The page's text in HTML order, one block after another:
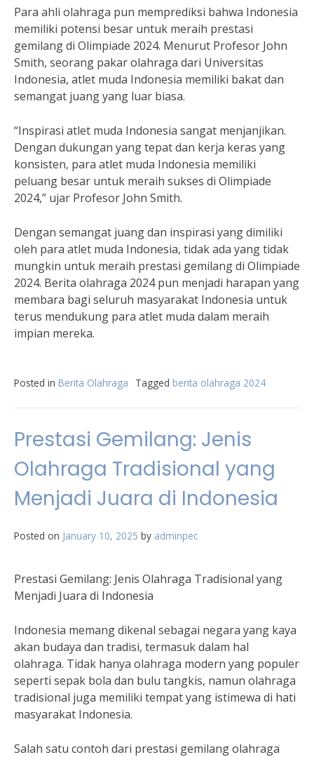
Para ahli olahraga pun memprediksi bahwa Indonesia
memiliki potensi besar untuk meraih prestasi
gemilang di Olimpiade 2024. Menurut Profesor John
Smith, seorang pakar olahraga dari Universitas
Indonesia, atlet muda Indonesia memiliki bakat dan
semangat juang yang luar biasa.
“Inspirasi atlet muda Indonesia sangat menjanjikan.
Dengan dukungan yang tepat dan kerja keras yang
konsisten, para atlet muda Indonesia memiliki
peluang besar untuk meraih sukses di Olimpiade
2024,” ujar Profesor John Smith.
Dengan semangat juang dan inspirasi yang dimiliki
oleh para atlet muda Indonesia, tidak ada yang tidak
mungkin untuk meraih prestasi gemilang di Olimpiade
2024. Berita olahraga 2024 pun menjadi harapan yang
membara bagi seluruh masyarakat Indonesia untuk
terus mendukung para atlet muda dalam meraih
impian mereka.
Posted in Berita Olahraga Tagged berita olahraga 2024
Prestasi Gemilang: Jenis
Olahraga Tradisional yang
Menjadi Juara di Indonesia
Posted on January 10, 2025 by adminpec
Prestasi Gemilang: Jenis Olahraga Tradisional yang
Menjadi Juara di Indonesia
Indonesia memang dikenal sebagai negara yang kaya
akan budaya dan tradisi, termasuk dalam hal
olahraga. Tidak hanya olahraga modern yang populer
seperti sepak bola dan bulu tangkis, namun olahraga
tradisional juga memiliki tempat yang istimewa di hati
masyarakat Indonesia.
Salah satu contoh dari prestasi gemilang olahraga